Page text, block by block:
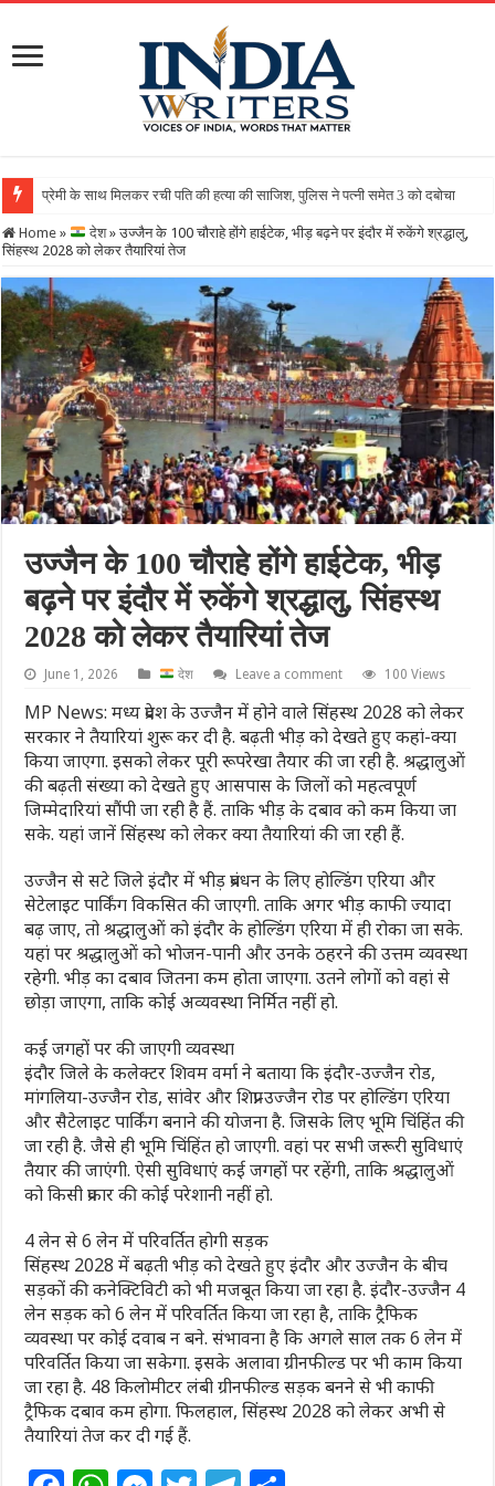
Home » देश » उज्जैन के 100 चौराहे होंगे हाईटेक, भीड़ बढ़ने पर इंदौर में रुकेंगे श्रद्धालु,
सिंहस्थ 2028 को लेकर तैयारियां तेज
उज्जैन के 100 चौराहे होंगे हाईटेक, भीड़
बढ़ने पर इंदौर में रुकेंगे श्रद्धालु, सिंहस्थ
2028 को लेकर तैयारियां तेज
June 1, 2026 देश Leave a comment 100 Views
MP News: मध्य प्रदेश के उज्जैन में होने वाले सिंहस्थ 2028 को लेकर
सरकार ने तैयारियां शुरू कर दी है. बढ़ती भीड़ को देखते हुए कहां-क्या
किया जाएगा. इसको लेकर पूरी रूपरेखा तैयार की जा रही है. श्रद्धालुओं
की बढ़ती संख्या को देखते हुए आसपास के जिलों को महत्वपूर्ण
जिम्मेदारियां सौंपी जा रही है हैं. ताकि भीड़ के दबाव को कम किया जा
सके. यहां जानें सिंहस्थ को लेकर क्या तैयारियां की जा रही हैं.
उज्जैन से सटे जिले इंदौर में भीड़ प्रबंधन के लिए होल्डिंग एरिया और
सेटेलाइट पार्किंग विकसित की जाएगी. ताकि अगर भीड़ काफी ज्यादा
बढ़ जाए, तो श्रद्धालुओं को इंदौर के होल्डिंग एरिया में ही रोका जा सके.
यहां पर श्रद्धालुओं को भोजन-पानी और उनके ठहरने की उत्तम व्यवस्था
रहेगी. भीड़ का दबाव जितना कम होता जाएगा. उतने लोगों को वहां से
छोड़ा जाएगा, ताकि कोई अव्यवस्था निर्मित नहीं हो.
कई जगहों पर की जाएगी व्यवस्था
इंदौर जिले के कलेक्टर शिवम वर्मा ने बताया कि इंदौर-उज्जैन रोड,
मांगलिया-उज्जैन रोड, सांवेर और शिप्रा-उज्जैन रोड पर होल्डिंग एरिया
और सैटेलाइट पार्किंग बनाने की योजना है. जिसके लिए भूमि चिंहिंत की
जा रही है. जैसे ही भूमि चिंहिंत हो जाएगी. वहां पर सभी जरूरी सुविधाएं
तैयार की जाएंगी. ऐसी सुविधाएं कई जगहों पर रहेंगी, ताकि श्रद्धालुओं
को किसी प्रकार की कोई परेशानी नहीं हो.
4 लेन से 6 लेन में परिवर्तित होगी सड़क
सिंहस्थ 2028 में बढ़ती भीड़ को देखते हुए इंदौर और उज्जैन के बीच
सड़कों की कनेक्टिविटी को भी मजबूत किया जा रहा है. इंदौर-उज्जैन 4
लेन सड़क को 6 लेन में परिवर्तित किया जा रहा है, ताकि ट्रैफिक
व्यवस्था पर कोई दवाब न बने. संभावना है कि अगले साल तक 6 लेन में
परिवर्तित किया जा सकेगा. इसके अलावा ग्रीनफील्ड पर भी काम किया
जा रहा है. 48 किलोमीटर लंबी ग्रीनफील्ड सड़क बनने से भी काफी
ट्रैफिक दबाव कम होगा. फिलहाल, सिंहस्थ 2028 को लेकर अभी से
तैयारियां तेज कर दी गई हैं.